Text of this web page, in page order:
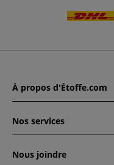
À propos d'Étoffe.com
Nos services
Nous joindre